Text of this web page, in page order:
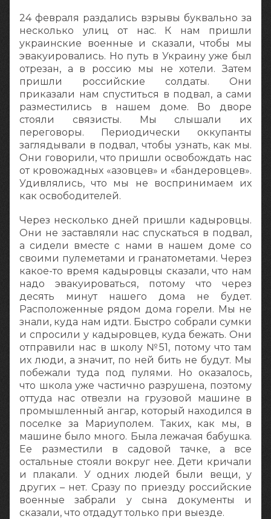
24 февраля раздались взрывы буквально за
несколько улиц от нас. К нам пришли
украинские военные и сказали, чтобы мы
эвакуировались. Но путь в Украину уже был
отрезан, а в россию мы не хотели. Затем
пришли российские солдаты. Они
приказали нам спуститься в подвал, а сами
разместились в нашем доме. Во дворе
стояли связисты. Мы слышали их
переговоры. Периодически оккупанты
заглядывали в подвал, чтобы узнать, как мы.
Они говорили, что пришли освобождать нас
от кровожадных «азовцев» и «бандеровцев».
Удивлялись, что мы не воспринимаем их
как освободителей.
Через несколько дней пришли кадыровцы.
Они не заставляли нас спускаться в подвал,
а сидели вместе с нами в нашем доме со
своими пулеметами и гранатометами. Через
какое-то время кадыровцы сказали, что нам
надо эвакуироваться, потому что через
десять минут нашего дома не будет.
Расположенные рядом дома горели. Мы не
знали, куда нам идти. Быстро собрали сумки
и спросили у кадыровцев, куда бежать. Они
отправили нас в школу №51, потому что там
их люди, а значит, по ней бить не будут. Мы
побежали туда под пулями. Но оказалось,
что школа уже частично разрушена, поэтому
оттуда нас отвезли на грузовой машине в
промышленный ангар, который находился в
поселке за Мариуполем. Таких, как мы, в
машине было много. Была лежачая бабушка.
Ее разместили в садовой тачке, а все
остальные стояли вокруг нее. Дети кричали
и плакали. У одних людей были вещи, у
других – нет. Сразу по приезду российские
военные забрали у сына документы и
сказали, что отдадут только при выезде.